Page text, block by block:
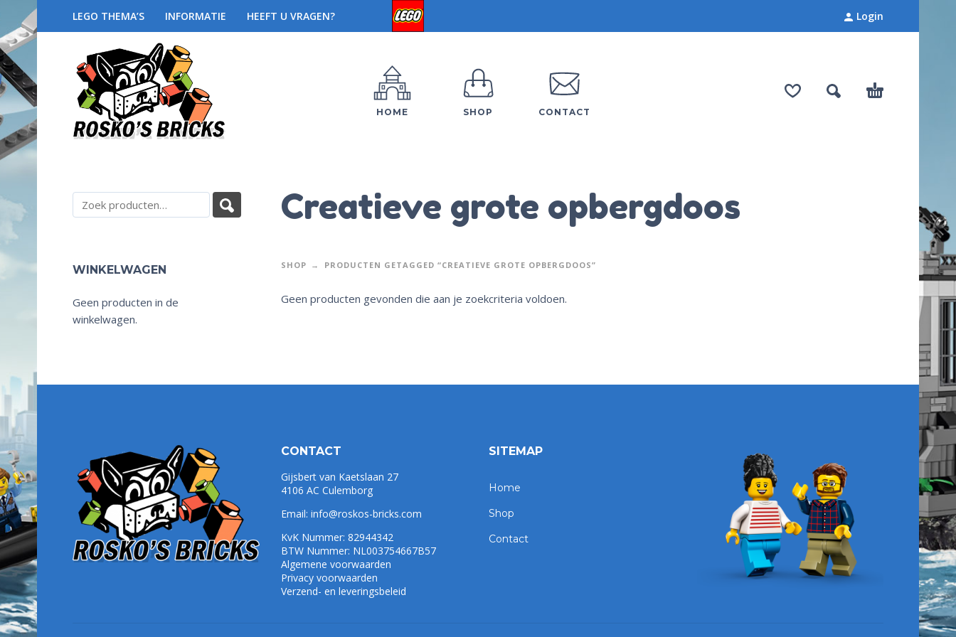
LEGO THEMA’S INFORMATIE HEEFT U VRAGEN? Login
HOME SHOP CONTACT
WINKELWAGEN
Geen producten in de
winkelwagen.
Creatieve grote opbergdoos
SHOP PRODUCTEN GETAGGED “CREATIEVE GROTE OPBERGDOOS”
Geen producten gevonden die aan je zoekcriteria voldoen.
CONTACT
Gijsbert van Kaetslaan 27
4106 AC Culemborg
Email: info@roskos-bricks.com
KvK Nummer: 82944342
BTW Nummer: NL003754667B57
Algemene voorwaarden
Privacy voorwaarden
Verzend- en leveringsbeleid
SITEMAP
Home
Shop
Contact